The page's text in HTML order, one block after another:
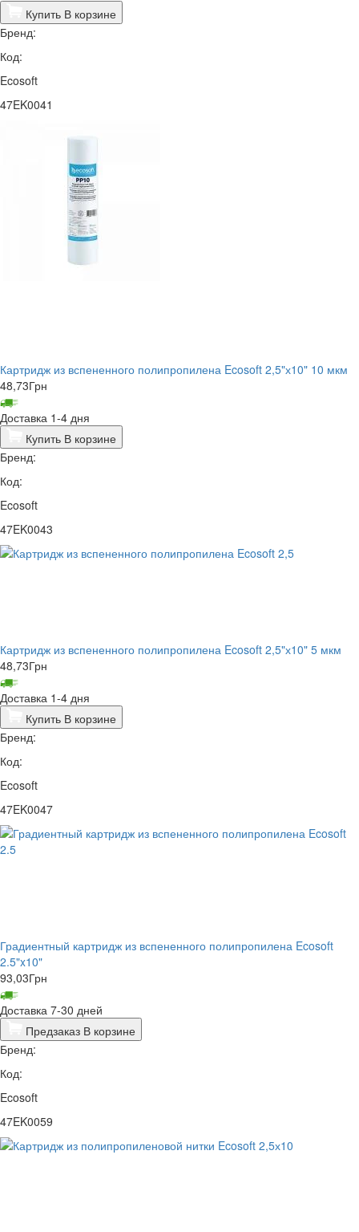
Купить В корзине
Бренд:
Код:
Ecosoft
47EK0041
Картридж из вспененного полипропилена Ecosoft 2,5"х10" 10 мкм
48,73Грн
Доставка 1-4 дня
Купить В корзине
Бренд:
Код:
Ecosoft
47EK0043
Картридж из вспененного полипропилена Ecosoft 2,5"х10" 5 мкм
48,73Грн
Доставка 1-4 дня
Купить В корзине
Бренд:
Код:
Ecosoft
47EK0047
Градиентный картридж из вспененного полипропилена Ecosoft
2.5"x10"
93,03Грн
Доставка 7-30 дней
Предзаказ В корзине
Бренд:
Код:
Ecosoft
47EK0059